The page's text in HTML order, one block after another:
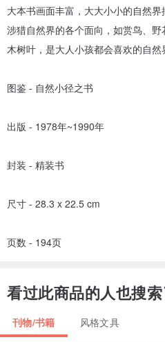
大本书画面丰富，大大小小的自然
涉猎自然界的各个面向，如赏鸟、
木树叶，是大人小孩都会喜欢的自然
图鉴 - 自然小径之书
出版 - 1978年~1990年
封装 - 精装书
尺寸 - 28.3 x 22.5 cm
页数 - 194页
看过此商品的人也搜
刊物/书籍 风格文具